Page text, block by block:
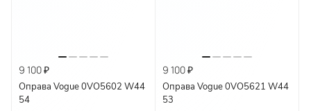
9 100 ₽
Оправа Vogue 0VO5602 W44
54
9 100 ₽
Оправа Vogue 0VO5621 W44
53